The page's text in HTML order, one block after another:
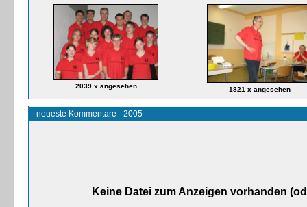
2039 x angesehen 1821 x angesehen
neueste Kommentare - 2005
Keine Datei zum Anzeigen vorhanden